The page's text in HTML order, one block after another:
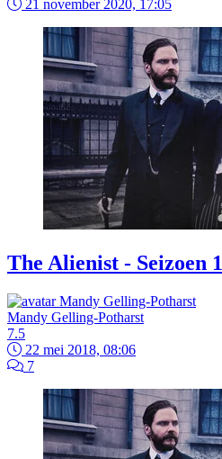
21 november 2020, 17:05
The Alienist - Seizoen 1
Mandy Gelling-Potharst
7.5
22 mei 2018, 08:06
7